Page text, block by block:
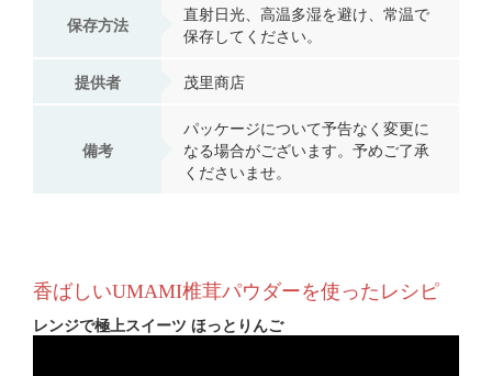
保存方法
直射日光、高温多湿を避け、常温で
保存してください。
提供者 茂里商店
備考
パッケージについて予告なく変更に
なる場合がございます。予めご了承
くださいませ。
香ばしいUMAMI椎茸パウダーを使ったレシピ
レンジで極上スイーツ ほっとりんご